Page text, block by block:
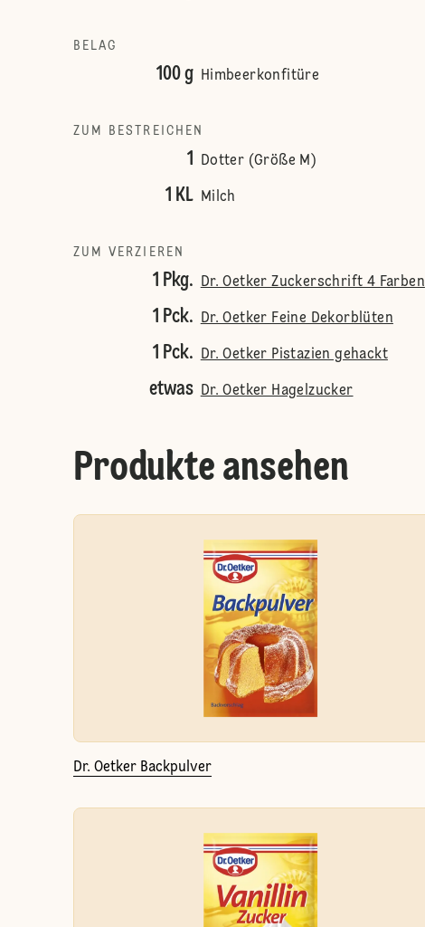
BELAG
100 g Himbeerkonfitüre
ZUM BESTREICHEN
1 Dotter (Größe M)
1 KL Milch
ZUM VERZIEREN
1 Pkg. Dr. Oetker Zuckerschrift 4 Farben
1 Pck. Dr. Oetker Feine Dekorblüten
1 Pck. Dr. Oetker Pistazien gehackt
etwas Dr. Oetker Hagelzucker
Produkte ansehen
Dr. Oetker Backpulver